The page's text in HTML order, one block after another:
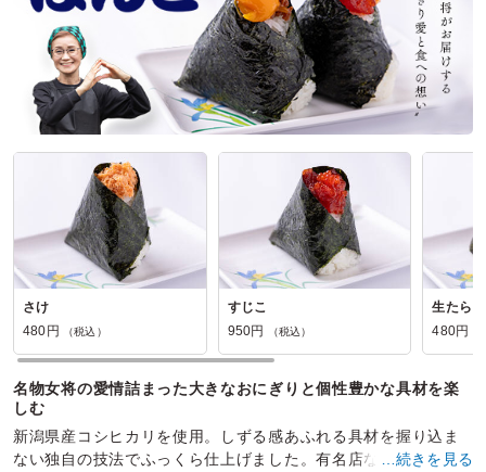
さけ
480円
（税込）
すじこ
950円
（税込）
生たらこ
480円
名物女将の愛情詰まった大きなおにぎりと個性豊かな具材を楽
しむ
新潟県産コシヒカリを使用。しずる感あふれる具材を握り込ま
ない独自の技法でふっくら仕上げました。有名店ならではの満
…続きを見る